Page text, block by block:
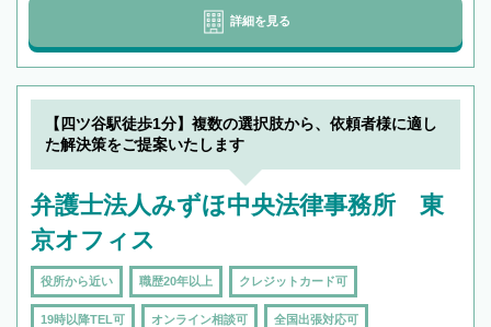
詳細を見る
【四ツ谷駅徒歩1分】複数の選択肢から、依頼者様に適し
た解決策をご提案いたします
弁護士法人みずほ中央法律事務所 東
京オフィス
役所から近い 職歴20年以上 クレジットカード可
19時以降TEL可 オンライン相談可 全国出張対応可